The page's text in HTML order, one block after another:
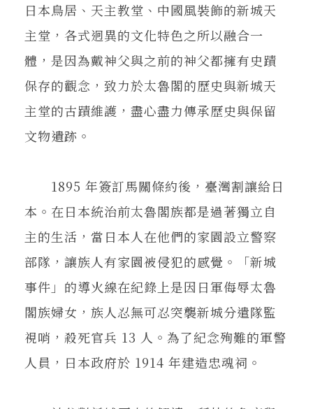
日本鳥居、天主教堂、中國風裝飾的新城天
主堂，各式迥異的文化特色之所以融合一
體，是因為戴神父與之前的神父都擁有史蹟
保存的觀念，致力於太魯閣的歷史與新城天
主堂的古蹟維護，盡心盡力傳承歷史與保留
文物遺跡。
1895 年簽訂馬關條約後，臺灣割讓給日
本。在日本統治前太魯閣族都是過著獨立自
主的生活，當日本人在他們的家園設立警察
部隊，讓族人有家園被侵犯的感覺。「新城
事件」的導火線在紀錄上是因日軍侮辱太魯
閣族婦女，族人忍無可忍突襲新城分遣隊監
視哨，殺死官兵 13 人。為了紀念殉難的軍警
人員，日本政府於 1914 年建造忠魂祠。